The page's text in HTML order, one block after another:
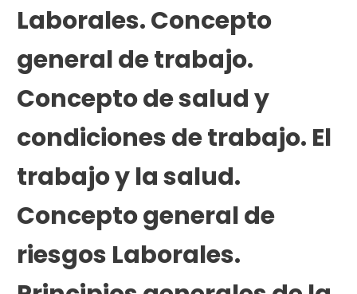
Laborales. Concepto
general de trabajo.
Concepto de salud y
condiciones de trabajo. El
trabajo y la salud.
Concepto general de
riesgos Laborales.